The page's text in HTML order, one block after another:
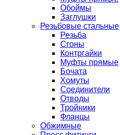
Обоймы
Заглушки
Резьбовые стальные
Резьба
Сгоны
Контргайки
Муфты прямые
Бочата
Хомуты
Соединители
Отводы
Тройники
Фланцы
Обжимные